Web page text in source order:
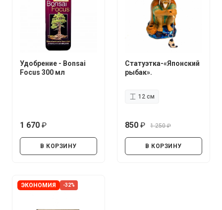
Удобрение - Bonsai
Focus 300 мл
1 670
В КОРЗИНУ
Статуэтка-«Японский
рыбак».
12 см
850
1 250
В КОРЗИНУ
ЭКОНОМИЯ -32%